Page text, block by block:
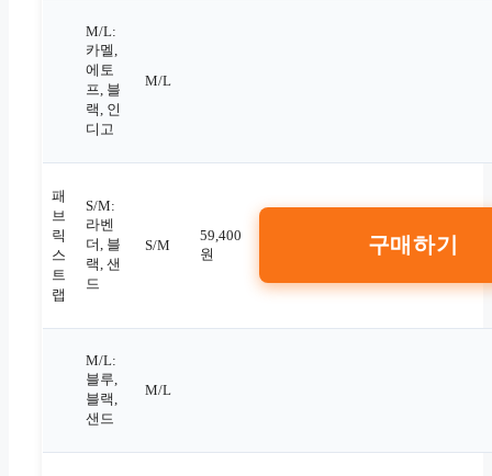
M/L:
카멜,
에토
프, 블
랙, 인
디고
M/L
패
브
릭
스
트
랩
S/M:
라벤
더, 블
랙, 샌
드
S/M
59,400
원
구매하기
M/L:
블루,
블랙,
샌드
M/L